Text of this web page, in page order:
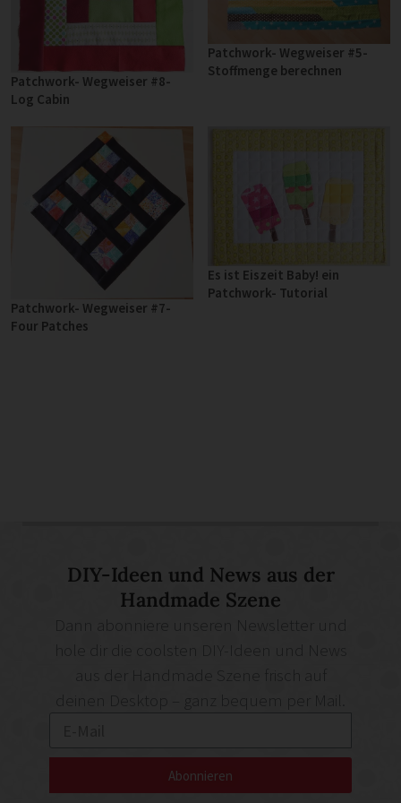
Patchwork- Wegweiser #8-
Log Cabin
Patchwork- Wegweiser #5-
Stoffmenge berechnen
Patchwork- Wegweiser #7-
Four Patches
Es ist Eiszeit Baby! ein
Patchwork- Tutorial
DIY-Ideen und News aus der
Handmade Szene
deinen Desktop – ganz bequem per Mail.
Abonnieren